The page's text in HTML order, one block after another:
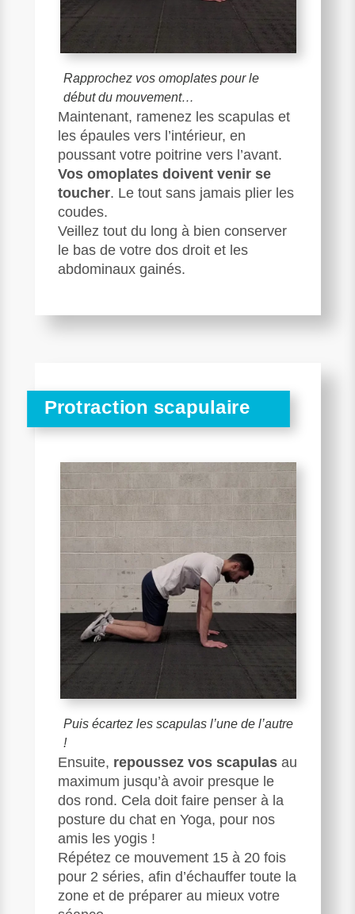
Rapprochez vos omoplates pour le
début du mouvement…
Maintenant, ramenez les scapulas et
les épaules vers l’intérieur, en
poussant votre poitrine vers l’avant.
Vos omoplates doivent venir se
toucher. Le tout sans jamais plier les
coudes.
Veillez tout du long à bien conserver
le bas de votre dos droit et les
abdominaux gainés.
Protraction scapulaire
Puis écartez les scapulas l’une de l’autre
!
Ensuite, repoussez vos scapulasau
maximum jusqu’à avoir presque le
dos rond. Cela doit faire penser à la
posture du chat en Yoga, pour nos
amis les yogis !
Répétez ce mouvement 15 à 20 fois
pour 2 séries, afin d’échauffer toute la
zone et de préparer au mieux votre